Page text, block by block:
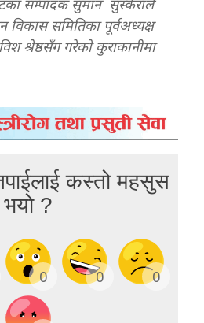
विकास समितिका पूर्वअध्यक्ष
श्रेष्ठसँग गरेकाे कुराकानीमा
कस्तो महसुस
भयो ?
0 0 0